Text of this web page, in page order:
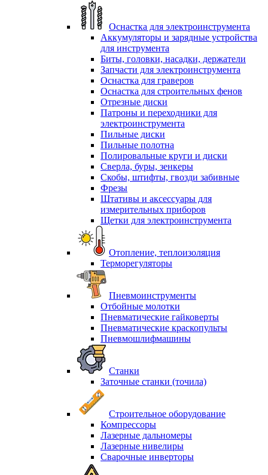
Оснастка для электроинструмента
Аккумуляторы и зарядные устройства
для инструмента
Биты, головки, насадки, держатели
Запчасти для электроинструмента
Оснастка для граверов
Оснастка для строительных фенов
Отрезные диски
Патроны и переходники для
электроинструмента
Пильные диски
Пильные полотна
Полировальные круги и диски
Сверла, буры, зенкеры
Скобы, штифты, гвозди забивные
Фрезы
Штативы и аксессуары для
измерительных приборов
Щетки для электроинструмента
Отопление, теплоизоляция
Терморегуляторы
Пневмоинструменты
Отбойные молотки
Пневматические гайковерты
Пневматические краскопульты
Пневмошлифмашины
Станки
Заточные станки (точила)
Строительное оборудование
Компрессоры
Лазерные дальномеры
Лазерные нивелиры
Сварочные инверторы